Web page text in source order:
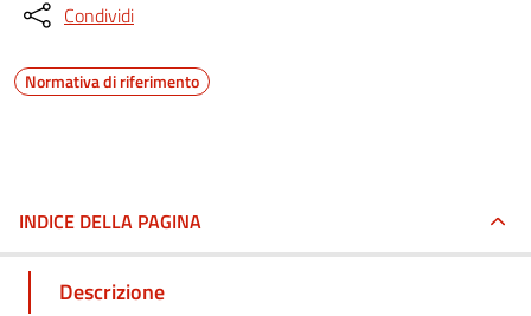
Condividi
Normativa di riferimento
INDICE DELLA PAGINA
Descrizione